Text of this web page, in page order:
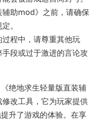
助mod》之前，请确保
。
程中，请尊重其他玩
段或过于激进的言论攻
绝地求生轻量版直装辅
改工具，它为玩家提供
升了游戏的体验。在享